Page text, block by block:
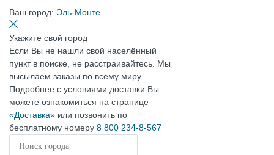
Ваш город: Эль-Монте
Укажите свой город
Если Вы не нашли свой населённый
пункт в поиске, не расстраивайтесь. Мы
высылаем заказы по всему миру.
Подробнее с условиями доставки Вы
можете ознакомиться на странице
«Доставка» или позвонить по
бесплатному номеру 8 800 234-8-567